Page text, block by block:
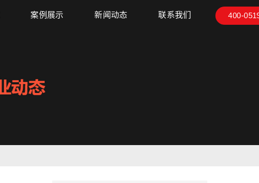
案例展示 新闻动态 联系我们 400-